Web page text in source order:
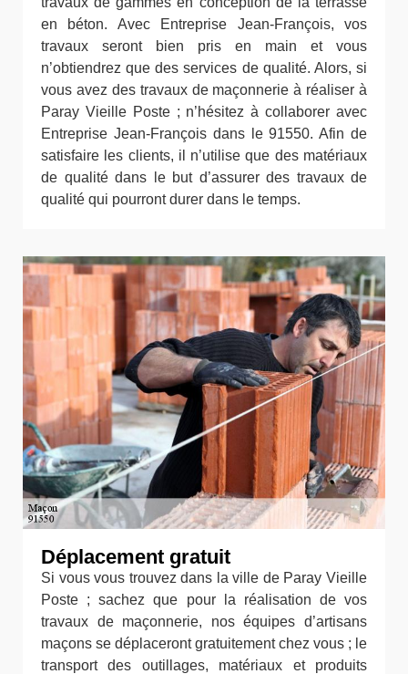
en béton. Avec Entreprise Jean-François, vos
travaux seront bien pris en main et vous
n’obtiendrez que des services de qualité. Alors, si
vous avez des travaux de maçonnerie à réaliser à
Paray Vieille Poste ; n’hésitez à collaborer avec
Entreprise Jean-François dans le 91550. Afin de
satisfaire les clients, il n’utilise que des matériaux
de qualité dans le but d’assurer des travaux de
qualité qui pourront durer dans le temps.
Déplacement gratuit
Si vous vous trouvez dans la ville de Paray Vieille
Poste ; sachez que pour la réalisation de vos
travaux de maçonnerie, nos équipes d’artisans
maçons se déplaceront gratuitement chez vous ; le
transport des outillages, matériaux et produits